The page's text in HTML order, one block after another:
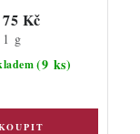
(9 ks)
75 Kč
g